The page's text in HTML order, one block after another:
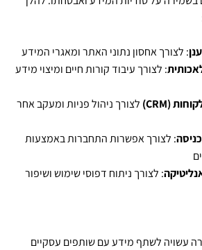
: לצורך אחסון נתוני האתר ומאגרי המידע
: לצורך עיבוד קורות חיים ומיצוי מידע
(
CRM
) לצורך ניהול פניות ומעקב אחר
: לצורך אפשרות התחברות באמצעות
: לצורך ניתוח דפוסי שימוש ושיפור
עשויה לשתף מידע עם שותפים עסקיים